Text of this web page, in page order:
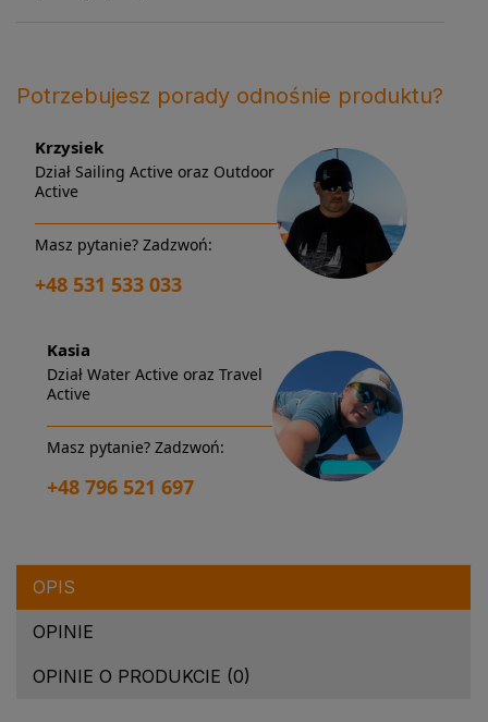
Potrzebujesz porady odnośnie produktu?
Krzysiek
Dział Sailing Active oraz Outdoor
Active
Masz pytanie? Zadzwoń:
+48 531 533 033
Kasia
Dział Water Active oraz Travel
Active
Masz pytanie? Zadzwoń:
+48 796 521 697
OPIS
OPINIE
OPINIE O PRODUKCIE (0)